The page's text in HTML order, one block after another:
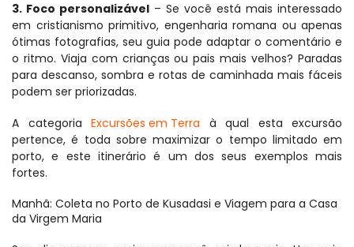
3. Foco personalizável – Se você está mais interessado
em cristianismo primitivo, engenharia romana ou apenas
ótimas fotografias, seu guia pode adaptar o comentário e
o ritmo. Viaja com crianças ou pais mais velhos? Paradas
para descanso, sombra e rotas de caminhada mais fáceis
podem ser priorizadas.
A categoria Excursões em Terra à qual esta excursão
pertence, é toda sobre maximizar o tempo limitado em
porto, e este itinerário é um dos seus exemplos mais
fortes.
Manhã: Coleta no Porto de Kusadasi e Viagem para a Casa
da Virgem Maria